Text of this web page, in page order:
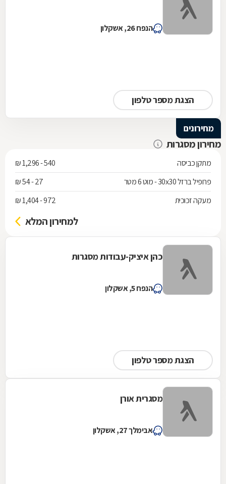
הנפח 26, אשקלון
הצגת מספר טלפון
מחירונים
מחירון מסגרות
מתקן כביסה
540 - 1,296 ₪
פרופיל ברזל 30x30 - מוט 6 מטר
27 - 54 ₪
מעקה זכוכית
972 - 1,404 ₪
למחירון המלא
כהן איציק-עבודות מסגרות
הנפח 5, אשקלון
הצגת מספר טלפון
מסגרית אורן
אבימלך 27, אשקלון